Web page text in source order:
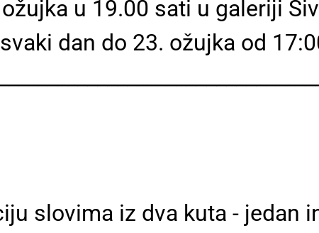
u 19.00 sati u galeriji
dan do 23. ožujka od
slovima iz dva kuta - jedan